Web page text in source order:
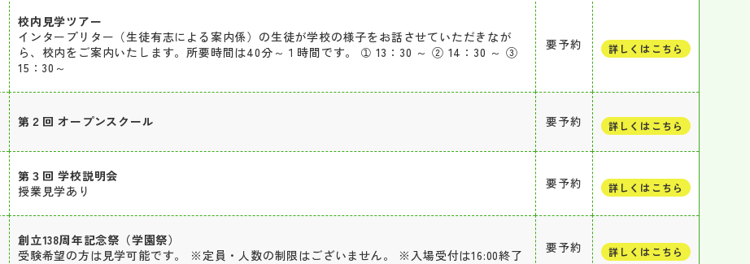
校内見学ツアー
インタープリター（生徒有志による案内係）の生徒が学校の様子をお話させていただきなが
ら、校内をご案内いたします。所要時間は40分～１時間です。 ➀ 13：30 ～ ② 14：30 ～ ③
15：30～
要予約 詳しくはこちら
第２回 オープンスクール 要予約 詳しくはこちら
第３回 学校説明会
授業見学あり
要予約 詳しくはこちら
創立138周年記念祭（学園祭）
受験希望の方は見学可能です。 ※定員・人数の制限はございません。 ※入場受付は16:00終了
要予約 詳しくはこちら